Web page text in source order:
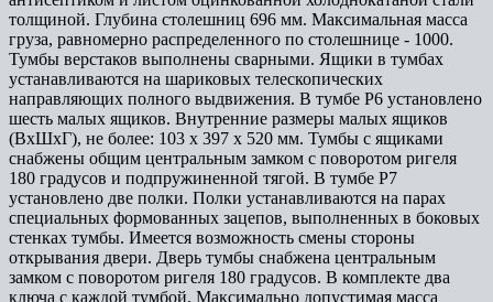
толщиной. Глубина столешниц 696 мм. Максимальная масса
груза, равномерно распределенного по столешнице - 1000.
Тумбы верстаков выполнены сварными. Ящики в тумбах
устанавливаются на шариковых телескопических
направляющих полного выдвижения. В тумбе P6 установлено
шесть малых ящиков. Внутренние размеры малых ящиков
(ВхШхГ), не более: 103 х 397 х 520 мм. Тумбы с ящиками
снабжены общим центральным замком с поворотом ригеля
180 градусов и подпружиненной тягой. В тумбе P7
установлено две полки. Полки устанавливаются на парах
специальных формованных зацепов, выполненных в боковых
стенках тумбы. Имеется возможность смены стороны
открывания двери. Дверь тумбы снабжена центральным
замком с поворотом ригеля 180 градусов. В комплекте два
ключа с каждой тумбой. Максимально допустимая масса